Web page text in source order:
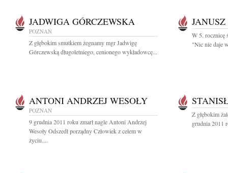
JADWIGA GÓRCZEWSKA
POZNAŃ
Z głębokim smutkiem żegnamy mgr Jadwigę
Górczewską długoletniego, cenionego wykładowcę...
W 5. rocznicę
"Nic nie daje
ANTONI ANDRZEJ WESOŁY
POZNAŃ
9 grudnia 2011 roku zmarł nagle Antoni Andrzej
Wesoły Odszedł porządny Człowiek z celem w
życiu....
Z głębokim
grudnia 2011